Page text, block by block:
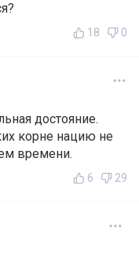
18 0
достояние.
корне нацию не
времени.
6 29